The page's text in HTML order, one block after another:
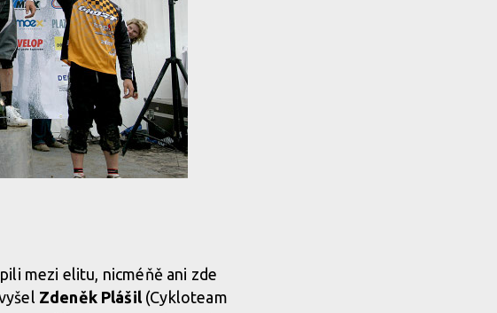
mezi elitu, nicméňě ani zde
Zdeněk Plášil(Cykloteam